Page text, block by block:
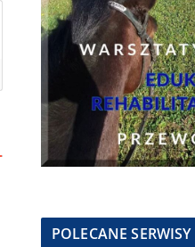
POLECANE SERWISY